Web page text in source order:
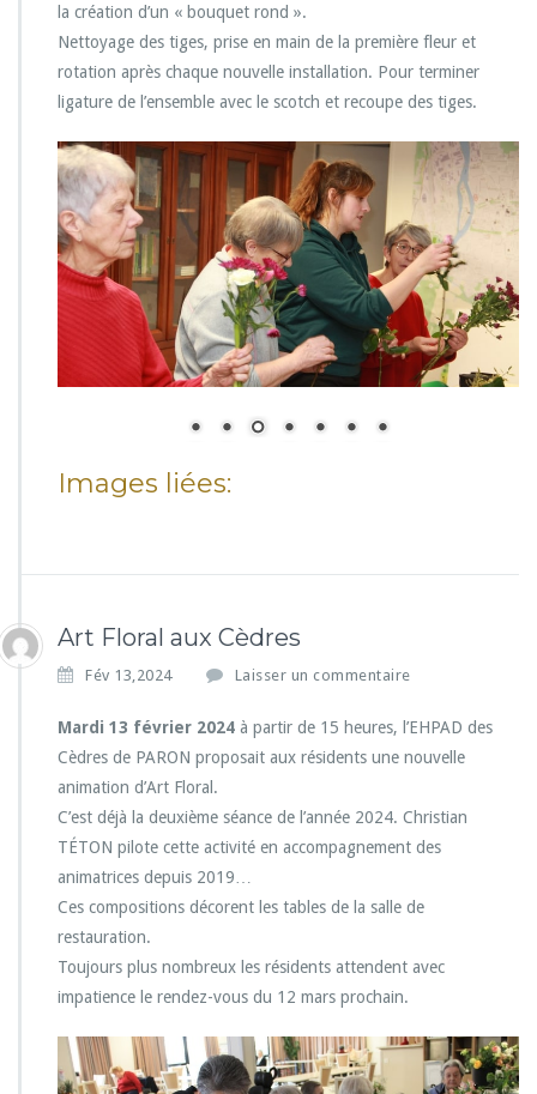
la création d’un « bouquet rond ».
Nettoyage des tiges, prise en main de la première fleur et
rotation après chaque nouvelle installation. Pour terminer
ligature de l’ensemble avec le scotch et recoupe des tiges.
Images liées:
Art Floral aux Cèdres
Fév 13,2024 Laisser un commentaire
Mardi 13 février 2024 à partir de 15 heures, l’EHPAD des
Cèdres de PARON proposait aux résidents une nouvelle
animation d’Art Floral.
C’est déjà la deuxième séance de l’année 2024. Christian
TÉTON pilote cette activité en accompagnement des
animatrices depuis 2019…
Ces compositions décorent les tables de la salle de
restauration.
Toujours plus nombreux les résidents attendent avec
impatience le rendez-vous du 12 mars prochain.